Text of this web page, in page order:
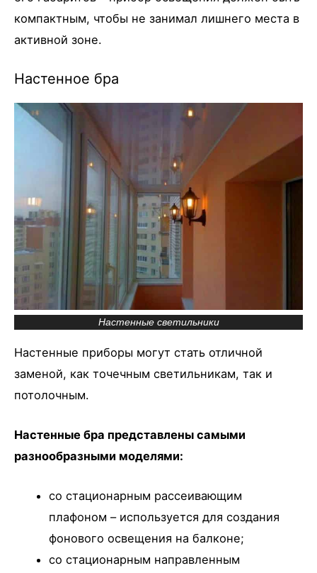
компактным, чтобы не занимал лишнего места в
активной зоне.
Настенное бра
Настенные светильники
Настенные приборы могут стать отличной
заменой, как точечным светильникам, так и
потолочным.
Настенные бра представлены самыми
разнообразными моделями:
со стационарным рассеивающим
плафоном – используется для создания
фонового освещения на балконе;
со стационарным направленным